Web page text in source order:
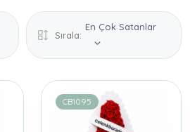
Sırala:
En Çok Satanlar
CB1095